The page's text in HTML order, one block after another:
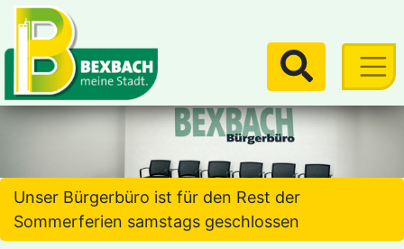
zum Inhalt
Suchen
Unser Bürgerbüro ist für den Rest der
Sommerferien samstags geschlossen